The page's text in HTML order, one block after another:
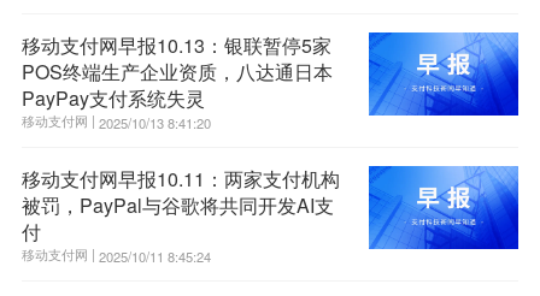
移动支付网早报10.13：银联暂停5家
POS终端生产企业资质，八达通日本
PayPay支付系统失灵
移动支付网 | 2025/10/13 8:41:20
移动支付网早报10.11：两家支付机构
被罚，PayPal与谷歌将共同开发AI支
付
移动支付网 | 2025/10/11 8:45:24